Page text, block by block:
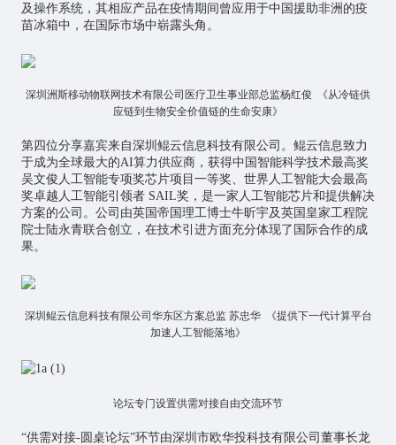
及操作系统，其相应产品在疫情期间曾应用于中国援助非洲的疫
苗冰箱中，在国际市场中崭露头角。
深圳洲斯移动物联网技术有限公司医疗卫生事业部总监杨红俊 《从冷链供
应链到生物安全价值链的生命安康》
第四位分享嘉宾来自深圳鲲云信息科技有限公司。鲲云信息致力
于成为全球最大的AI算力供应商，获得中国智能科学技术最高奖
吴文俊 人工智能专项奖芯片项目一等奖、世界人工智能大会最高
奖卓越人工智能引领者 SAIL奖，是一家人工智能芯片和提供解决
方案的公司。公司由英国帝国理工博士牛昕宇及英国皇家工程院
院士陆永青联合创立，在技术引进方面充分体现了国际合作的成
果。
深圳鲲云信息科技有限公司华东区方案总监 苏忠华 《提供下一代计算平台
加速人工智能落地》
论坛专门设置供需对接自由交流环节
“供需对接-圆桌论坛”环节由深圳市欧华投科技有限公司董事长龙